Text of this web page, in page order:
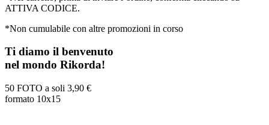
ATTIVA CODICE.
*Non cumulabile con altre promozioni in corso
Ti diamo il benvenuto
nel mondo Rikorda!
50 FOTO a soli 3,90 €
formato 10x15